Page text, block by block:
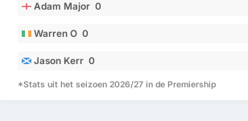
Adam Major 0
Warren O 0
Jason Kerr 0
*Stats uit het seizoen 2026/27 in de Premiership